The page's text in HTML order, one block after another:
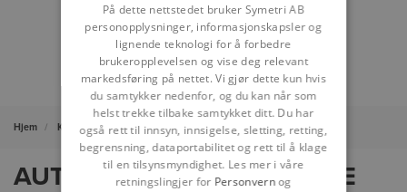
Hjem Kampanjer Autodesk produkter
AUTODESK PROGRAMVARE
På dette nettstedet bruker Symetri AB
personopplysninger, informasjonskapsler og
lignende teknologi for å forbedre
brukeropplevelsen og vise deg relevant
markedsføring på nettet. Vi gjør dette kun hvis
du samtykker nedenfor, og du kan når som
helst trekke tilbake samtykket ditt. Du har
også rett til innsyn, innsigelse, sletting, retting,
begrensning, dataportabilitet og rett til å klage
til en tilsynsmyndighet. Les mer i våre
retningslingjer for Personvernog